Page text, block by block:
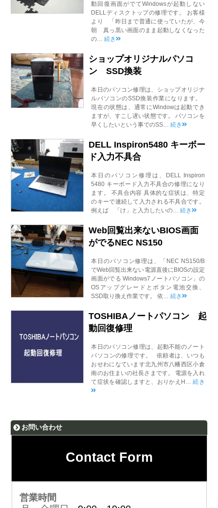
動回復画面がでてWindowsが起動しない
DELLディスクトップの修理です。 お客様
より 「昨日まで普通に使っていたが、今
朝 真っ黒い画面のまま起動しなくなった
の…続き
ショップオリジナルパソコ
ン SSD換装
本日のパソコン修理は、ショップオリジナ
ルパソコンのSSD換装作業になります。
現在の状態は、通常にWindowは起動でき
ますが、すこし遅い状態です。 パソコンを
早くしたいという事でのSS…続き
DELL Inspiron5480 キーボー
ド入力不具合
本日のパソコン修理は、DELL Inspiron
5480 キーボード入力不具合の修理になり
ます。 不具合内容 具体的な症状は、特定
のキーで連続して入力される不具合です。
例えば 「け」と入力したいの…続き
Web回覧出来ないBIOS画面
がでるNEC NS150
本日のパソコン修理は、「NEC NS150/B
でWeb回覧出来ない電源直後にBIOSの設定
画面がでる Windows7ノートパソコン」の
OSアップグレードとボタン電池交換、
SSD取り換え作業です。 依…続き
TOSHIBAノートパソコン 起
動回復修理
本日のパソコン修理は、起動不能のノート
パソコンの修理です。 依頼者は、いつも
おせわになています北九州市八幡西区小倉
南のお住まいの社長さまです。 電源を入れ
て症状を確認しますと、おりかえH…続き
お問い合わせ
Contact Form
営業時間